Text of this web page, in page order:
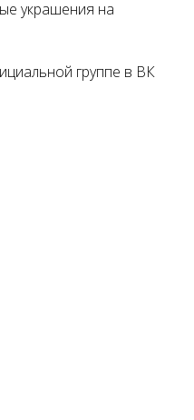
украшения на
группе в ВК